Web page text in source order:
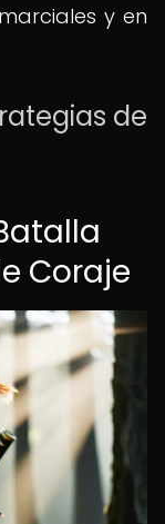
y en
de
Coraje